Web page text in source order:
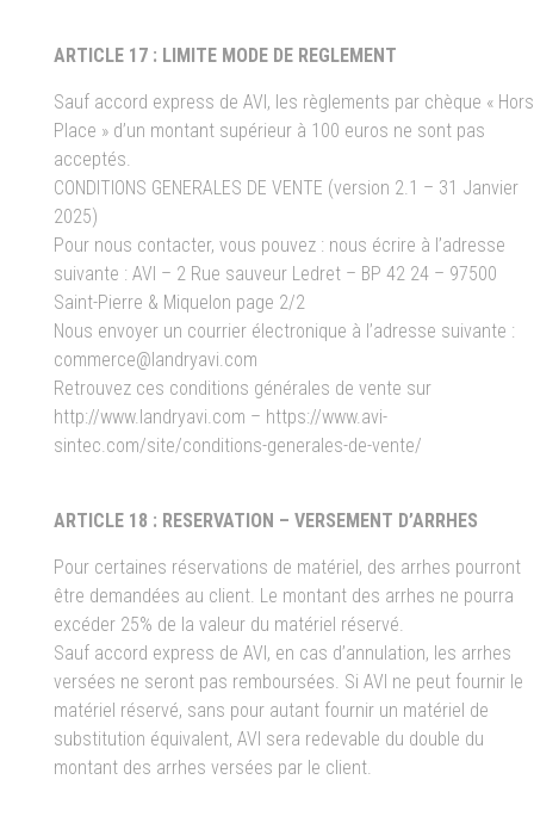
ARTICLE 17 : LIMITE MODE DE REGLEMENT
Sauf accord express de AVI, les règlements par chèque « Hors
Place » d’un montant supérieur à 100 euros ne sont pas
acceptés.
CONDITIONS GENERALES DE VENTE (version 2.1 – 31 Janvier
2025)
Pour nous contacter, vous pouvez : nous écrire à l’adresse
suivante : AVI – 2 Rue sauveur Ledret – BP 42 24 – 97500
Saint-Pierre & Miquelon page 2/2
Nous envoyer un courrier électronique à l’adresse suivante :
commerce@landryavi.com
Retrouvez ces conditions générales de vente sur
http://www.landryavi.com – https://www.avi-
sintec.com/site/conditions-generales-de-vente/
ARTICLE 18 : RESERVATION – VERSEMENT D’ARRHES
Pour certaines réservations de matériel, des arrhes pourront
être demandées au client. Le montant des arrhes ne pourra
excéder 25% de la valeur du matériel réservé.
Sauf accord express de AVI, en cas d’annulation, les arrhes
versées ne seront pas remboursées. Si AVI ne peut fournir le
matériel réservé, sans pour autant fournir un matériel de
substitution équivalent, AVI sera redevable du double du
montant des arrhes versées par le client.